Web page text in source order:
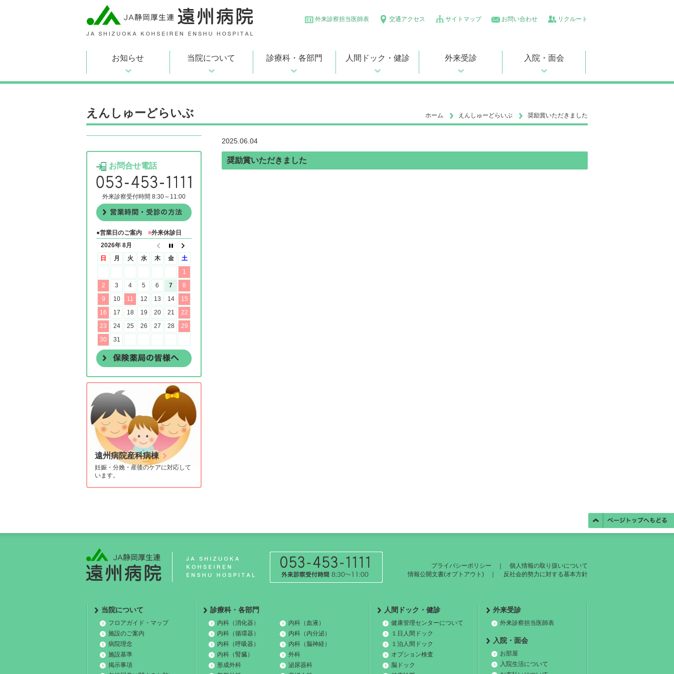
外来診察担当医師表 交通アクセス サイトマップ お問い合わせ リクルート
お知らせ 当院について 診療科・各部門 人間ドック・健診 外来受診 入院・面会
えんしゅーどらいぶ ホーム えんしゅーどらいぶ 奨励賞いただきました
2025.06.04
奨励賞いただきました
お問合せ電話
外来診察受付時間 8:30～11:00
●営業日のご案内 ■外来休診日
遠州病院産科病棟
妊娠・分娩・産後のケアに対応して
います。
プライバシーポリシー
個人情報の取り扱いについて
情報公開文書(オプトアウト)
反社会的勢力に対する基本方針
当院について
フロアガイド・マップ
施設のご案内
病院理念
施設基準
掲示事項
診療科・各部門
内科（消化器）
内科（血液）
内科（循環器）
内科（内分泌）
内科（呼吸器）
内科（脳神経）
内科（腎臓）
外科
形成外科
泌尿器科
人間ドック・健診
健康管理センターについて
１日人間ドック
１泊人間ドック
オプション検査
脳ドック
外来受診
外来診察担当医師表
入院・面会
お部屋
入院生活について